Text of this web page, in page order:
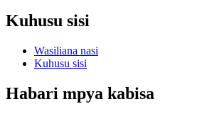
Kuhusu sisi
Wasiliana nasi
Kuhusu sisi
Habari mpya kabisa